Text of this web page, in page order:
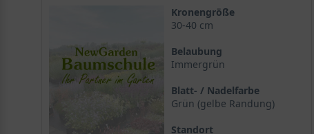
Kronengröße
30-40 cm
Belaubung
Immergrün
Blatt- / Nadelfarbe
Grün (gelbe Randung)
Standort